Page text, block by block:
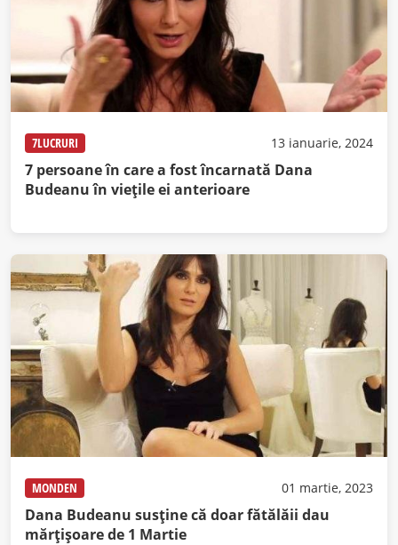
7LUCRURI 13 ianuarie, 2024
7 persoane în care a fost încarnată Dana
Budeanu în viețile ei anterioare
MONDEN 01 martie, 2023
Dana Budeanu susține că doar fătălăii dau
mărțișoare de 1 Martie